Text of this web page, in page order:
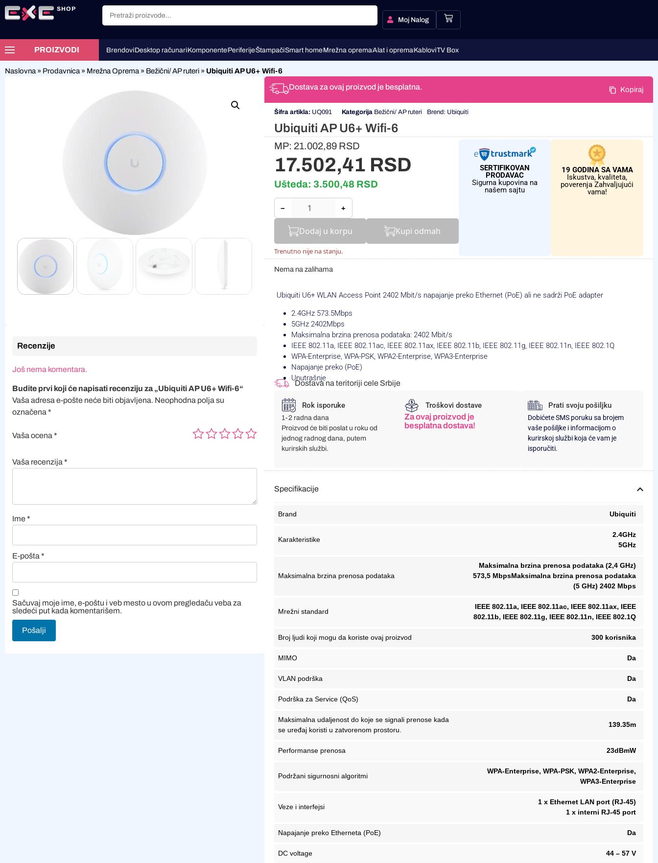
SHOP
Moj Nalog
PROIZVODI BrendoviDesktop računariKomponentePeriferijeŠtampačiSmart homeMrežna opremaAlat i opremaKabloviTV Box
Naslovna » Prodavnica » Mrežna Oprema » Bežični/ AP ruteri » Ubiquiti AP U6+ Wifi-6
Recenzije
Još nema komentara.
Budite prvi koji će napisati recenziju za „Ubiquiti AP U6+ Wifi-6“
Vaša adresa e-pošte neće biti objavljena. Neophodna polja su
označena *
Vaša ocena *
Vaša recenzija *
Ime*
E-pošta *
Sačuvaj moje ime, e-poštu i veb mesto u ovom pregledaču veba za
sledeći put kada komentarišem.
Dostava za ovaj proizvod je besplatna. Kopiraj
Šifra artikla: UQ091 Kategorija Bežični/ AP ruteri Brend: Ubiquiti
Ubiquiti AP U6+ Wifi-6
MP: 21.002,89 RSD
17.502,41 RSD
Ušteda: 3.500,48 RSD
− +
Dodaj u korpu Kupi odmah
Trenutno nije na stanju.
SERTIFIKOVAN
PRODAVAC
Sigurna kupovina na
našem sajtu
19 GODINA SA VAMA
Iskustva, kvaliteta,
poverenja Zahvaljujući
vama!
Nema na zalihama
Ubiquiti U6+ WLAN Access Point 2402 Mbit/s napajanje preko Ethernet (PoE) ali ne sadrži PoE adapter
2.4GHz 573.5Mbps
5GHz 2402Mbps
Maksimalna brzina prenosa podataka: 2402 Mbit/s
IEEE 802.11a, IEEE 802.11ac, IEEE 802.11ax, IEEE 802.11b, IEEE 802.11g, IEEE 802.11n, IEEE 802.1Q
WPA-Enterprise, WPA-PSK, WPA2-Enterprise, WPA3-Enterprise
Napajanje preko (PoE)
Unutrašnje
Dostava na teritoriji cele Srbije
Rok isporuke
1-2 radna dana
Proizvod će biti poslat u roku od
jednog radnog dana, putem
kurirskih službi.
Troškovi dostave
Za ovaj proizvod je
besplatna dostava!
Prati svoju pošiljku
Dobićete SMS poruku sa brojem
vaše pošiljke i informacijom o
kurirskoj službi koja će vam je
isporučiti.
Specifikacije
Brand Ubiquiti
Karakteristike
2.4GHz
5GHz
Maksimalna brzina prenosa podataka
Maksimalna brzina prenosa podataka (2,4 GHz)
573,5 MbpsMaksimalna brzina prenosa podataka
(5 GHz) 2402 Mbps
Mrežni standard
IEEE 802.11a, IEEE 802.11ac, IEEE 802.11ax, IEEE
802.11b, IEEE 802.11g, IEEE 802.11n, IEEE 802.1Q
Broj ljudi koji mogu da koriste ovaj proizvod 300 korisnika
MIMO Da
VLAN podrška Da
Podrška za Service (QoS) Da
Maksimalna udaljenost do koje se signali prenose kada
se uređaj koristi u zatvorenom prostoru.
139.35m
Performanse prenosa 23dBmW
Podržani sigurnosni algoritmi
WPA-Enterprise, WPA-PSK, WPA2-Enterprise,
WPA3-Enterprise
Veze i interfejsi
1 x Ethernet LAN port (RJ-45)
1 x interni RJ-45 port
Napajanje preko Etherneta (PoE) Da
DC voltage 44 – 57 V